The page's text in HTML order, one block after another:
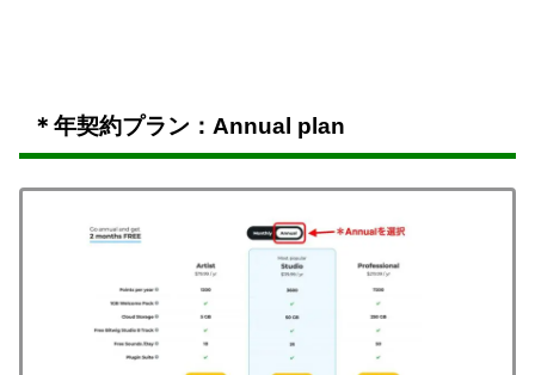
＊年契約プラン：Annual plan